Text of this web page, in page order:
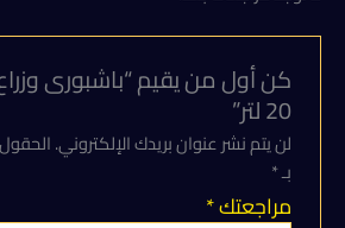
كن أول من يقيم “باشبورى وزراع
20 لتر”
لن يتم نشر عنوان بريدك الإلكتروني.الحقول
بـ*
مراجعتك*